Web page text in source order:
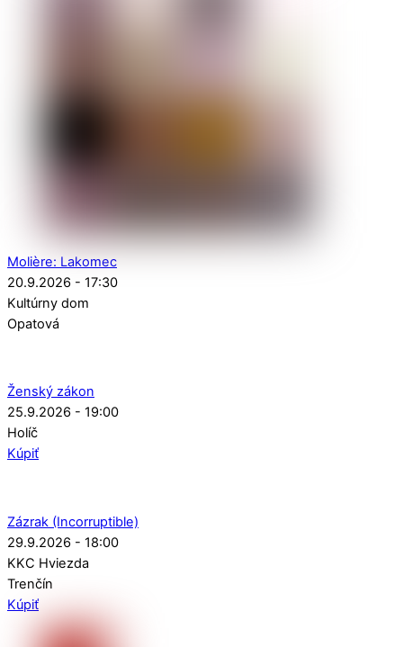
Molière: Lakomec
20.9.2026 - 17:30
Kultúrny dom
Opatová
Ženský zákon
25.9.2026 - 19:00
Holíč
Kúpiť
Zázrak (Incorruptible)
29.9.2026 - 18:00
KKC Hviezda
Trenčín
Kúpiť